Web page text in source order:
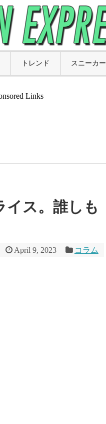
トレンド スニーカー
Links
イス。誰しも
April 9, 2023 コラム